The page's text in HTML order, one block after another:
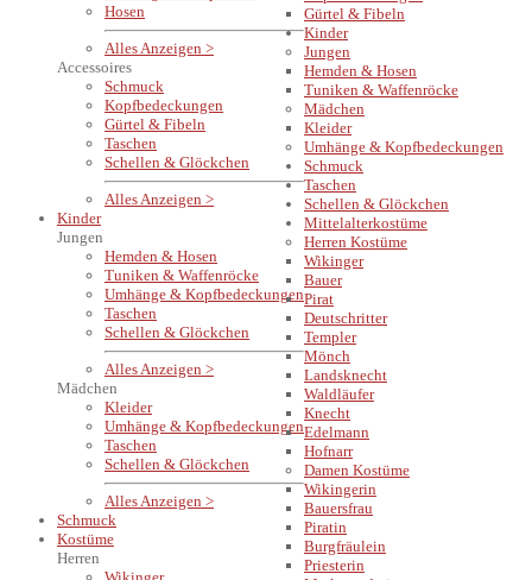
Hosen
Alles Anzeigen >
Accessoires
Schmuck
Kopfbedeckungen
Gürtel & Fibeln
Taschen
Schellen & Glöckchen
Alles Anzeigen >
Kinder
Jungen
Hemden & Hosen
Tuniken & Waffenröcke
Umhänge & Kopfbedeckungen
Taschen
Schellen & Glöckchen
Alles Anzeigen >
Mädchen
Kleider
Umhänge & Kopfbedeckungen
Taschen
Schellen & Glöckchen
Alles Anzeigen >
Schmuck
Kostüme
Herren
Gürtel & Fibeln
Kinder
Jungen
Hemden & Hosen
Tuniken & Waffenröcke
Mädchen
Kleider
Umhänge & Kopfbedeckungen
Schmuck
Taschen
Schellen & Glöckchen
Mittelalterkostüme
Herren Kostüme
Wikinger
Bauer
Pirat
Deutschritter
Templer
Mönch
Landsknecht
Waldläufer
Knecht
Edelmann
Hofnarr
Damen Kostüme
Wikingerin
Bauersfrau
Piratin
Burgfräulein
Priesterin